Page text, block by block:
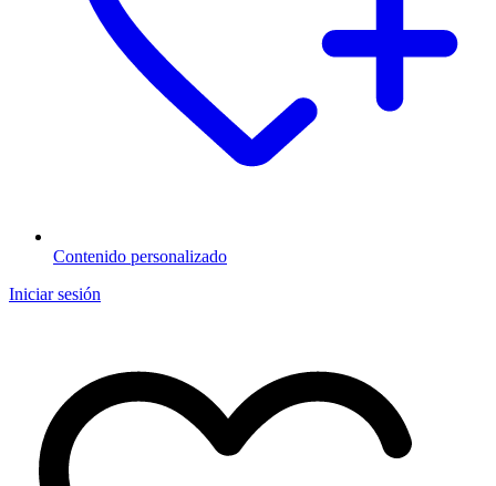
Contenido personalizado
Iniciar sesión